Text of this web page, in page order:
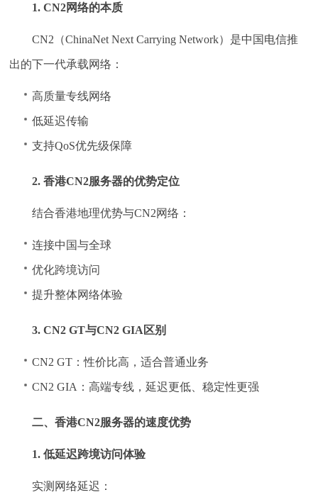
1. CN2网络的本质
CN2（ChinaNet Next Carrying Network）是中国电信推
出的下一代承载网络：
高质量专线网络
低延迟传输
支持QoS优先级保障
2. 香港CN2服务器的优势定位
结合香港地理优势与CN2网络：
连接中国与全球
优化跨境访问
提升整体网络体验
3. CN2 GT与CN2 GIA区别
CN2 GT：性价比高，适合普通业务
CN2 GIA：高端专线，延迟更低、稳定性更强
二、香港CN2服务器的速度优势
1. 低延迟跨境访问体验
实测网络延迟：